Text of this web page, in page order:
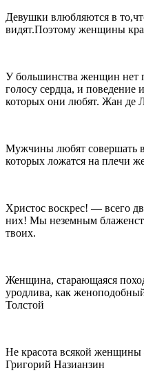
Девушки влюбляются в
видят.Поэтому женщины
У большинства женщин нет
голосу сердца, и поведение
которых они любят. Жан де
Мужчины любят совершать
которых ложатся на плечи
Христос воскрес! — всего
них! Мы неземным
твоих.
Женщина, старающаяся
уродлива, как
Толстой
Не красота всякой
Григорий Назианзин